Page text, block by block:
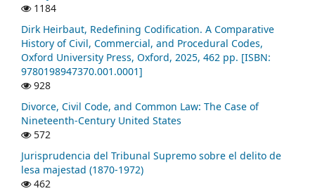
1184
Dirk Heirbaut, Redefining Codification. A Comparative
History of Civil, Commercial, and Procedural Codes,
Oxford University Press, Oxford, 2025, 462 pp. [ISBN:
9780198947370.001.0001]
928
Divorce, Civil Code, and Common Law: The Case of
Nineteenth-Century United States
572
Jurisprudencia del Tribunal Supremo sobre el delito de
lesa majestad (1870-1972)
462